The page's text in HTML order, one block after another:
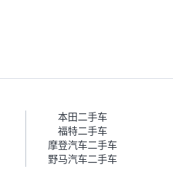
帮我谈价。自营车我讲过价，最
后是通过花一块钱买优惠券的方
式，便宜了800块钱成交。”
本田二手车
福特二手车
摩登汽车二手车
野马汽车二手车